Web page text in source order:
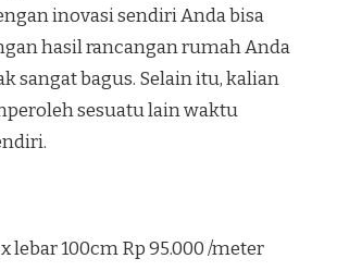
inovasi sendiri Anda bisa
hasil rancangan rumah Anda
sangat bagus. Selain itu, kalian
sesuatu lain waktu
lebar 100cm Rp 95.000 /meter